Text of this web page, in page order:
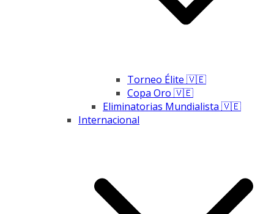
Torneo Élite 🇻🇪
Copa Oro 🇻🇪
Eliminatorias Mundialista 🇻🇪
Internacional